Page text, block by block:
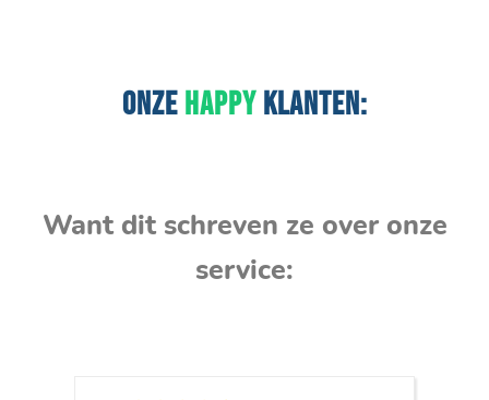
ONZEHAPPYKLANTEN:
Want dit schreven ze over onze
service: